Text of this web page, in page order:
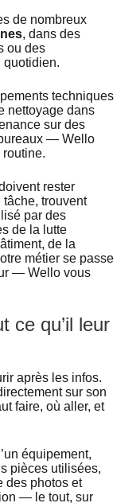
de nombreux
, dans des
ou des
quotidien.
techniques
nettoyage dans
sur des
— Wello
routine.
rester
trouvent
par des
de la lutte
de la
métier se passe
— Wello vous
ce qu’il leur
après les infos.
sur son
faire, où aller, et
équipement,
pièces utilisées,
des photos et
— le tout, sur